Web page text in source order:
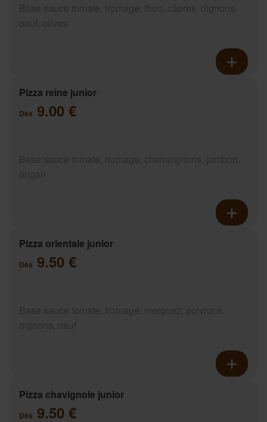
Pizza reine junior
Dès 9.00 €
Pizza orientale junior
Dès 9.50 €
Pizza chavignole junior
Dès 9.50 €